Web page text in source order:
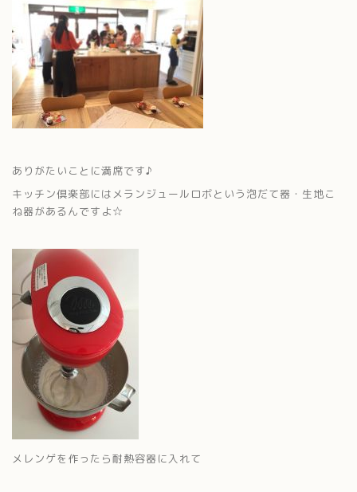
ありがたいことに満席です♪
キッチン倶楽部にはメランジュールロボという泡だて器・生地こ
ね器があるんですよ☆
メレンゲを作ったら耐熱容器に入れて